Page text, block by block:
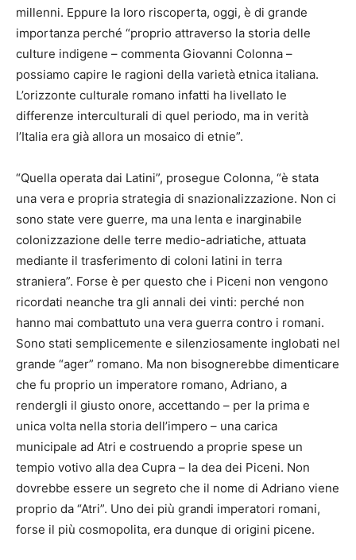
millenni. Eppure la loro riscoperta, oggi, è di grande
importanza perché “proprio attraverso la storia delle
culture indigene – commenta Giovanni Colonna –
possiamo capire le ragioni della varietà etnica italiana.
L’orizzonte culturale romano infatti ha livellato le
differenze interculturali di quel periodo, ma in verità
l’Italia era già allora un mosaico di etnie”.
“Quella operata dai Latini”, prosegue Colonna, “è stata
una vera e propria strategia di snazionalizzazione. Non ci
sono state vere guerre, ma una lenta e inarginabile
colonizzazione delle terre medio-adriatiche, attuata
mediante il trasferimento di coloni latini in terra
straniera”. Forse è per questo che i Piceni non vengono
ricordati neanche tra gli annali dei vinti: perché non
hanno mai combattuto una vera guerra contro i romani.
Sono stati semplicemente e silenziosamente inglobati nel
grande “ager” romano. Ma non bisognerebbe dimenticare
che fu proprio un imperatore romano, Adriano, a
rendergli il giusto onore, accettando – per la prima e
unica volta nella storia dell’impero – una carica
municipale ad Atri e costruendo a proprie spese un
tempio votivo alla dea Cupra – la dea dei Piceni. Non
dovrebbe essere un segreto che il nome di Adriano viene
proprio da “Atri”. Uno dei più grandi imperatori romani,
forse il più cosmopolita, era dunque di origini picene.